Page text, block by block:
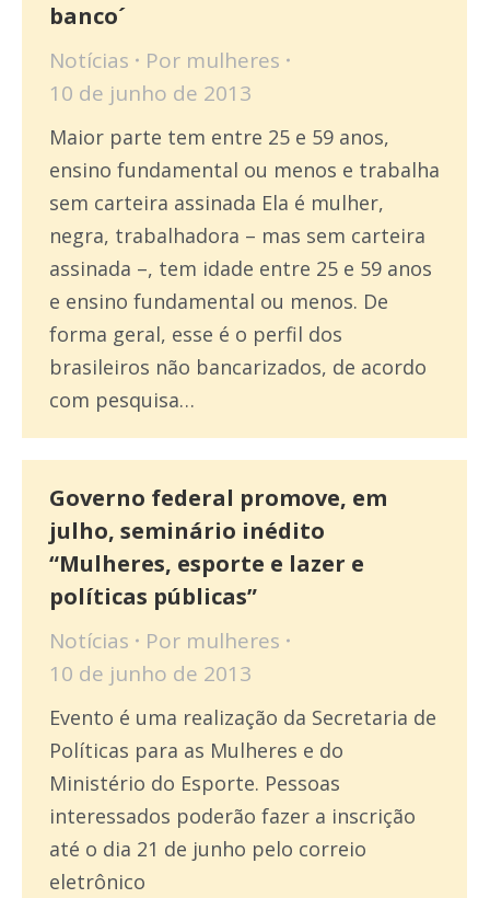
banco´
Notícias Por mulheres
10 de junho de 2013
Maior parte tem entre 25 e 59 anos,
ensino fundamental ou menos e trabalha
sem carteira assinada Ela é mulher,
negra, trabalhadora – mas sem carteira
assinada –, tem idade entre 25 e 59 anos
e ensino fundamental ou menos. De
forma geral, esse é o perfil dos
brasileiros não bancarizados, de acordo
com pesquisa…
Governo federal promove, em
julho, seminário inédito
“Mulheres, esporte e lazer e
políticas públicas”
Notícias Por mulheres
10 de junho de 2013
Evento é uma realização da Secretaria de
Políticas para as Mulheres e do
Ministério do Esporte. Pessoas
interessados poderão fazer a inscrição
até o dia 21 de junho pelo correio
eletrônico